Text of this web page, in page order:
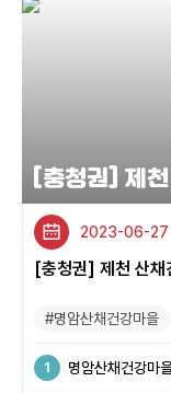
[충청권] 제
2023-06-27
[충청권] 제천 산채
#명암산채건강마을
명암산채건강마